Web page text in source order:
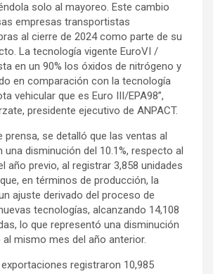
solo al mayoreo. Este cambio
empresas transportistas
al cierre de 2024 como parte de su
La tecnología vigente EuroVI /
en un 90% los óxidos de nitrógeno y
en comparación con la tecnología
vehicular que es Euro III/EPA98”,
presidente ejecutivo de ANPACT.
prensa, se detalló que las ventas al
una disminución del 10.1%, respecto al
año previo, al registrar 3,858 unidades
en términos de producción, la
ajuste derivado del proceso de
tecnologías, alcanzando 14,108
lo que representó una disminución
al mismo mes del año anterior.
registraron 10,985